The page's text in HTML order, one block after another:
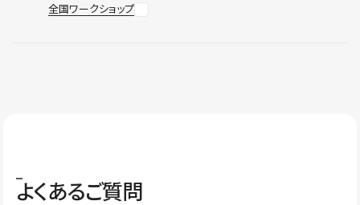
全国ワークショップ
よくあるご質問